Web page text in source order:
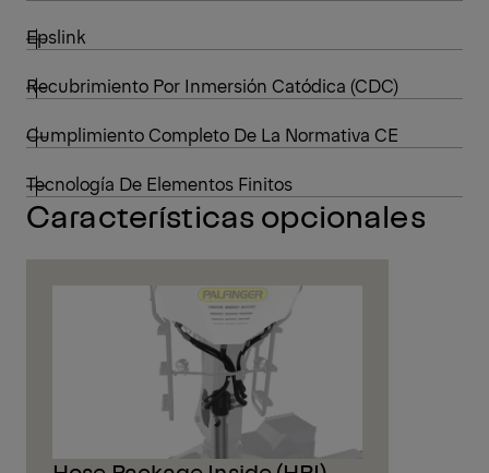
Epslink
Recubrimiento Por Inmersión Catódica (CDC)
Cumplimiento Completo De La Normativa CE
Tecnología De Elementos Finitos
Características opcionales